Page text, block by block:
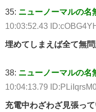
35: ニューノーマルの名
10:03:52.43
埋めてしまえば全て無問
38: ニューノーマルの名
10:04:13.79
充電中わざわざ見張っ